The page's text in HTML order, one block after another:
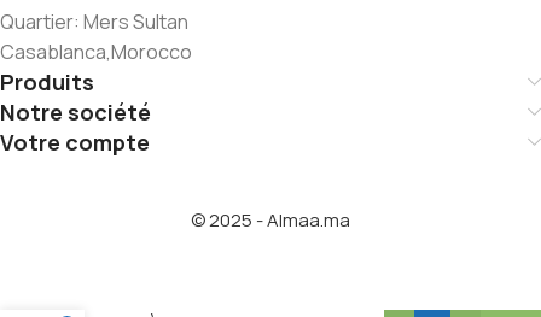
Quartier: Mers Sultan
Casablanca,Morocco
Produits
Notre société
Votre compte
© 2025 - Almaa.ma